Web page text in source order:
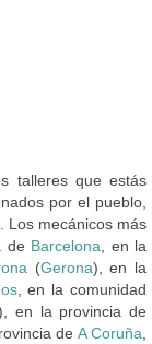
talleres que estás
por el pueblo,
Los mecánicos más
de Barcelona , en la
(Gerona), en la
, en la comunidad
en la provincia de
de A Coruña